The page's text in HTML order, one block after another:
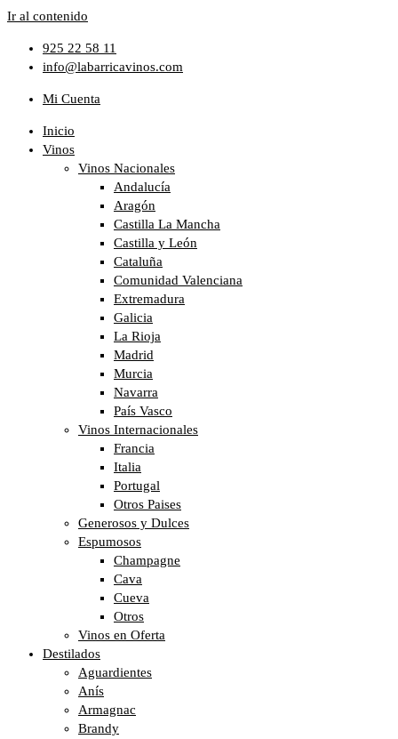
Ir al contenido
925 22 58 11
info@labarricavinos.com
Mi Cuenta
Inicio
Vinos
Vinos Nacionales
Andalucía
Aragón
Castilla La Mancha
Castilla y León
Cataluña
Comunidad Valenciana
Extremadura
Galicia
La Rioja
Madrid
Murcia
Navarra
País Vasco
Vinos Internacionales
Francia
Italia
Portugal
Otros Paises
Generosos y Dulces
Espumosos
Champagne
Cava
Cueva
Otros
Vinos en Oferta
Destilados
Aguardientes
Anís
Armagnac
Brandy